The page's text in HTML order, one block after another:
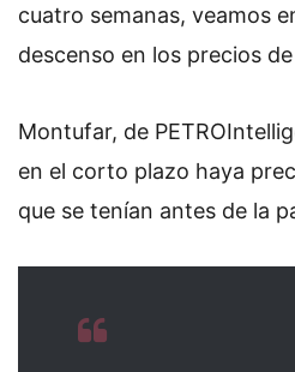
cuatro semanas, veamos
descenso en los precios
Montufar, de
en el corto plazo haya
que se tenían antes de la